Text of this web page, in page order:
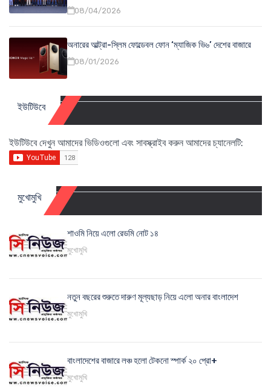
08/04/2026
অনারের আল্ট্রা-স্লিম ফোল্ডেবল ফোন ‘ম্যাজিক ভি৬’ দেশের বাজারে
08/01/2026
ইউটিউবে
ইউটিউবে দেখুন আমাদের ভিডিওগুলো এবং সাবস্ক্রাইব করুন আমাদের চ্যানেলটি:
মুখোমুখি
শাওমি নিয়ে এলো রেডমি নোট ১৪
মুখোমুখি
নতুন বছরের শুরুতে দারুণ মূল্যছাড় নিয়ে এলো অনার বাংলাদেশ
মুখোমুখি
বাংলাদেশের বাজারে লঞ্চ হলো টেকনো স্পার্ক ২০ প্রো+
মুখোমুখি